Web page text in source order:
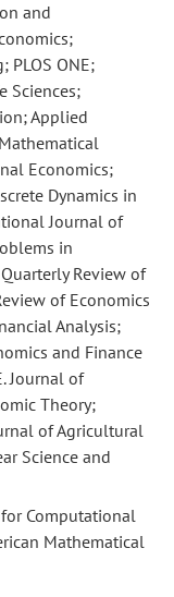
and
PLOS ONE;
Sciences;
Applied
Economics;
Dynamics in
Journal of
in
Review of
of Economics
Analysis;
and Finance
Journal of
Theory;
of Agricultural
Science and
Computational
Mathematical